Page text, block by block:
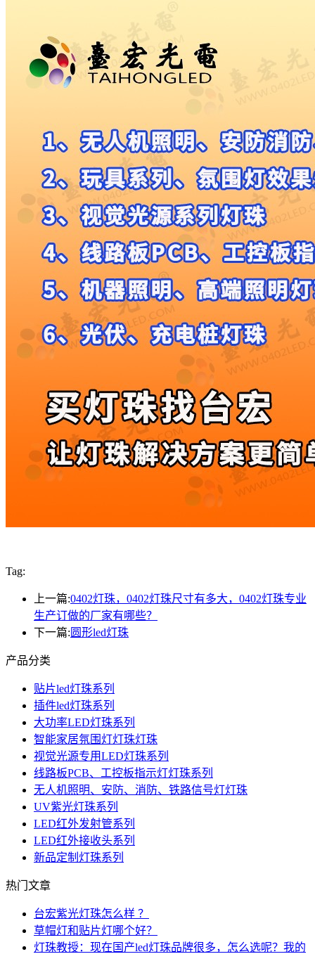
Tag:
上一篇:0402灯珠，0402灯珠尺寸有多大，0402灯珠专业
生产订做的厂家有哪些？
下一篇: 圆形led灯珠
产品分类
贴片led灯珠系列
插件led灯珠系列
大功率LED灯珠系列
智能家居氛围灯灯珠灯珠
视觉光源专用LED灯珠系列
线路板PCB、工控板指示灯灯珠系列
无人机照明、安防、消防、铁路信号灯灯珠
UV紫光灯珠系列
LED红外发射管系列
LED红外接收头系列
新品定制灯珠系列
热门文章
台宏紫光灯珠怎么样 ？
草帽灯和贴片灯哪个好？
灯珠教授：现在国产led灯珠品牌很多，怎么选呢？我的